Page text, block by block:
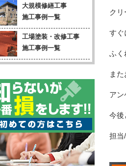
ク
すぐ
ふく
ま
アン
今後
担当
大規模修繕工事
施工事例一覧
工場塗装・改修工事
施工事例一覧